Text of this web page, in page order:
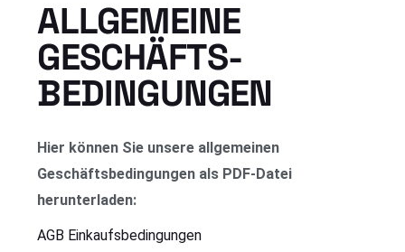
ALLGEMEINE
GESCHÄFTS­
BEDINGUNGEN
Hier können Sie unsere allgemeinen
Geschäftsbedingungen als PDF-Datei
herunterladen:
AGB Einkaufsbedingungen